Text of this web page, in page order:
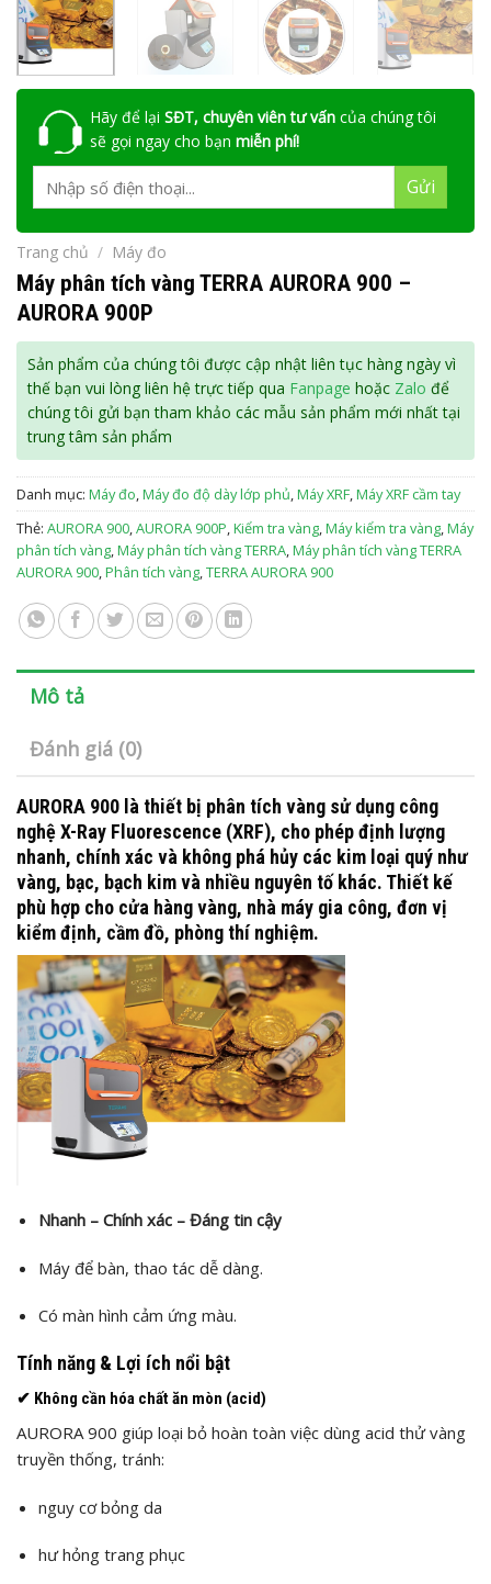
Hãy để lại SĐT, chuyên viên tư vấn của chúng tôi
sẽ gọi ngay cho bạn miễn phí!
Trang chủ / Máy đo
Máy phân tích vàng TERRA AURORA 900 –
AURORA 900P
Sản phẩm của chúng tôi được cập nhật liên tục hàng ngày vì
thế bạn vui lòng liên hệ trực tiếp qua Fanpage hoặc Zalo để
chúng tôi gửi bạn tham khảo các mẫu sản phẩm mới nhất tại
trung tâm sản phẩm
Danh mục: Máy đo,Máy đo độ dày lớp phủ,Máy XRF,Máy XRF cầm tay
Thẻ: AURORA 900,AURORA 900P,Kiểm tra vàng,Máy kiểm tra vàng,Máy
phân tích vàng,Máy phân tích vàng TERRA,Máy phân tích vàng TERRA
AURORA 900,Phân tích vàng,TERRA AURORA 900
Mô tả
Đánh giá (0)
AURORA 900 là thiết bị phân tích vàng sử dụng công
nghệX-Ray Fluorescence (XRF), cho phépđịnh lượng
nhanh, chính xác và không phá hủy các kim loại quý như
vàng, bạc, bạch kim và nhiều nguyên tố khác. Thiết kế
phù hợp cho cửa hàng vàng, nhà máy gia công, đơn vị
kiểm định, cầm đồ, phòng thí nghiệm.
Nhanh – Chính xác – Đáng tin cậy
Máy để bàn, thao tác dễ dàng.
Có màn hình cảm ứng màu.
Tính năng & Lợi ích nổi bật
✔ Không cần hóa chất ăn mòn (acid)
AURORA 900 giúp loại bỏ hoàn toàn việc dùng acid thử vàng
truyền thống, tránh:
nguy cơ bỏng da
hư hỏng trang phục